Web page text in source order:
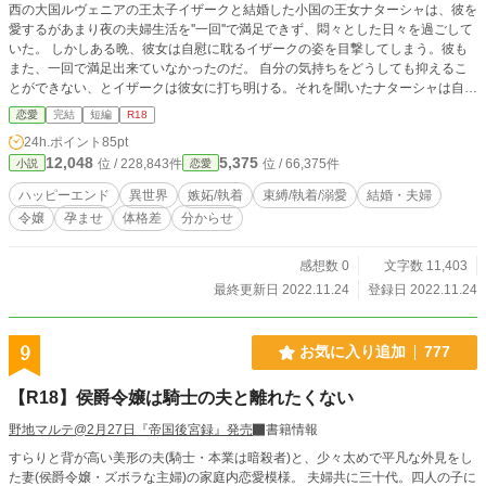
西の大国ルヴェニアの王太子イザークと結婚した小国の王女ナターシャは、彼を
愛するがあまり夜の夫婦生活を''一回''で満足できず、悶々とした日々を過ごして
いた。 しかしある晩、彼女は自慰に耽るイザークの姿を目撃してしまう。彼も
また、一回で満足出来ていなかったのだ。 自分の気持ちをどうしても抑えるこ
とができない、とイザークは彼女に打ち明ける。それを聞いたナターシャは自
ら、性欲のはけ口となることを願い出る。 それにより、夫の執愛に触れてしま
うことなど知らずに……。 +ムーンライトノベルズにも掲載しております。
恋愛 完結 短編 R18
24h.ポイント 85pt
小説 12,048 位 / 228,843件 恋愛 5,375 位 / 66,375件
ハッピーエンド 異世界 嫉妬/執着 束縛/執着/溺愛
結婚・夫婦
令嬢
孕ませ 体格差 分からせ
感想数 0
文字数 11,403
最終更新日 2022.11.24
登録日 2022.11.24
9 お気に入り追加 777
【R18】侯爵令嬢は騎士の夫と離れたくない
野地マルテ@2月27日『帝国後宮録』発売
書籍情報
すらりと背が高い美形の夫(騎士・本業は暗殺者)と、少々太めで平凡な外見をし
た妻(侯爵令嬢・ズボラな主婦)の家庭内恋愛模様。 夫婦共に三十代。四人の子に